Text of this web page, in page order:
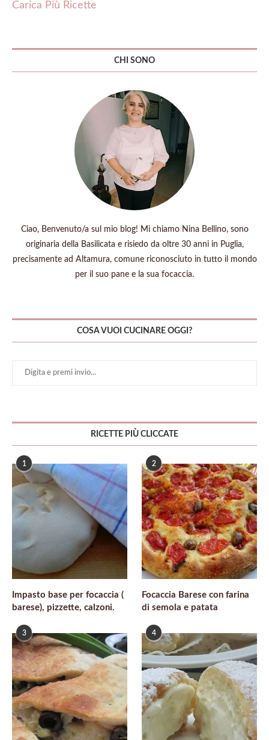
Carica Più Ricette
CHI SONO
Ciao, Benvenuto/a sul mio blog! Mi chiamo Nina Bellino, sono
originaria della Basilicata e risiedo da oltre 30 anni in Puglia,
precisamente ad Altamura, comune riconosciuto in tutto il mondo
per il suo pane e la sua focaccia.
COSA VUOI CUCINARE OGGI?
RICETTE PIÙ CLICCATE
1
Impasto base per focaccia (
barese), pizzette, calzoni.
2
Focaccia Barese con farina
di semola e patata
3 4